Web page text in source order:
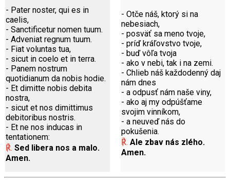
- Pater noster, qui es in
caelis,
- Sanctificetur nomen tuum.
- Adveniat regnum tuum.
- Fiat voluntas tua,
- sicut in coelo et in terra.
- Panem nostrum
quotidianum da nobis hodie.
- Et dimitte nobis debita
nostra,
- sicut et nos dimittimus
debitoribus nostris.
- Et ne nos inducas in
tentationem:
℟. Sed libera nos a malo.
Amen.
- Otče náš, ktorý si na
nebesiach,
- posväť sa meno tvoje,
- príď kráľovstvo tvoje,
- buď vôľa tvoja
- ako v nebi, tak i na zemi.
- Chlieb náš každodenný daj
nám dnes
- a odpusť nám naše viny,
- ako aj my odpúšťame
svojim vinníkom,
- a neuveď nás do
pokušenia.
℟. Ale zbav nás zlého.
Amen.